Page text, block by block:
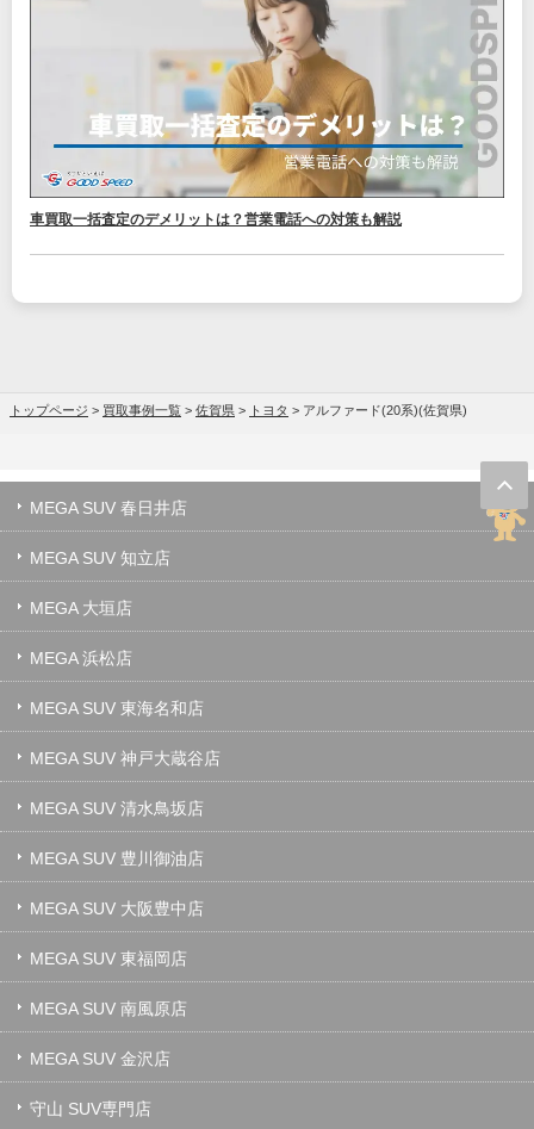
車買取一括査定のデメリットは？営業電話への対策も解説
トップページ > 買取事例一覧 > 佐賀県 > トヨタ > アルファード(20系)(佐賀県)
MEGA SUV 春日井店
MEGA SUV 知立店
MEGA 大垣店
MEGA 浜松店
MEGA SUV 東海名和店
MEGA SUV 神戸大蔵谷店
MEGA SUV 清水鳥坂店
MEGA SUV 豊川御油店
MEGA SUV 大阪豊中店
MEGA SUV 東福岡店
MEGA SUV 南風原店
MEGA SUV 金沢店
守山 SUV専門店